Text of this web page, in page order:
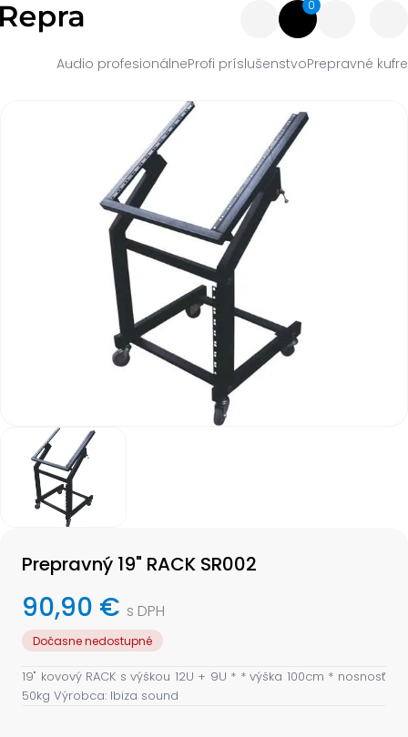
0
Audio profesionálneProfi príslušenstvoPrepravné kufre
Prepravný 19" RACK SR002
90,90 € s DPH
Dočasne nedostupné
19" kovový RACK s výškou 12U + 9U * * výška 100cm * nosnosť
50kg Výrobca: Ibiza sound